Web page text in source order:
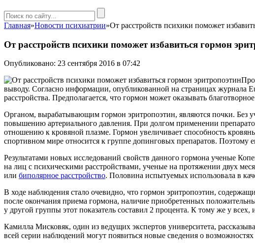
Главная»Новости психиатрии»От расстройств психики поможет
От расстройств психики поможет избавиться гормон
Опубликовано: 23 сентября 2016 в 07:42
выводу. Согласно информации, опубликованной на страницах журнала
расстройства. Предполагается, что гормон может оказывать
Органом, вырабатывающим гормон эритропоэтин, являются почки. Без
повышению артериального давления. При долгом применении
отношению к кровяной плазме. Гормон увеличивает способность
спортивном мире относится к группе допинговых препаратов.
Результатами новых исследований свойств данного гормона ученые
на лиц с психическими расстройствами, ученые на протяжении двух
или биполярное расстройство. Половина испытуемых использовала в
В ходе наблюдения стало очевидно, что гормон эритропоэтин,
после окончания приема гормона, наличие приобретенных
у другой группы этот показатель составил 2 процента. К тому же у
Камилла Мисковяк, один из ведущих экспертов университета,
всей серии наблюдений могут появиться новые сведения о